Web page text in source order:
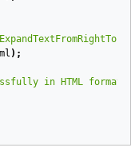
);
in HTML